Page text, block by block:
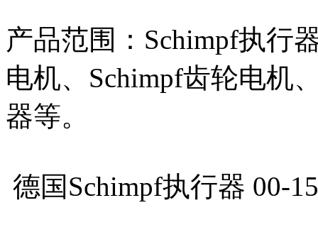
产品范围：Schimpf执行
电机、Schimpf齿轮电机
器等。
德国Schimpf执行器 00-